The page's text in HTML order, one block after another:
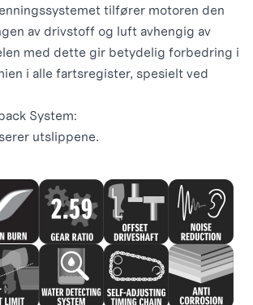
tilfører motoren den
av drivstoff og luft avhengig av
med dette gir betydelig forbedring i
i alle fartsregister, spesielt ved
System:
utslippene.